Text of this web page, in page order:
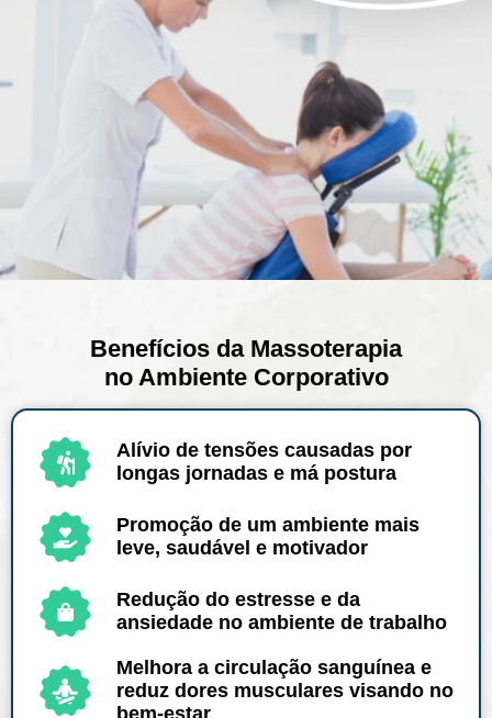
Benefícios da Massoterapia
no Ambiente Corporativo
Alívio de tensões causadas por
longas jornadas e má postura
Promoção de um ambiente mais
leve, saudável e motivador
Redução do estresse e da
ansiedade no ambiente de trabalho
Melhora a circulação sanguínea e
reduz dores musculares visando no
bem-estar